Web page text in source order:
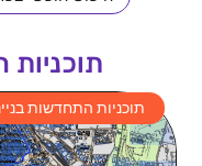
תוכניות
תוכניות התחדשות